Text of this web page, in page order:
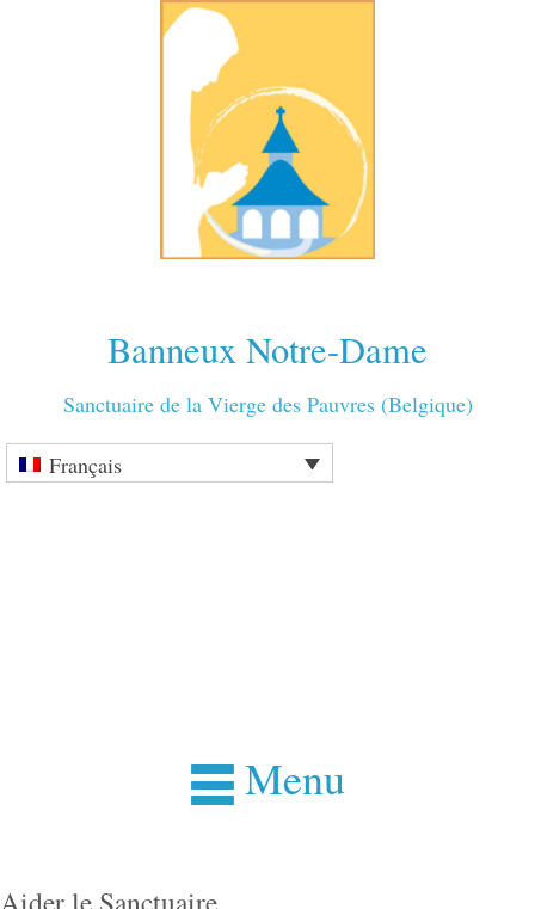
Banneux Notre-Dame
Sanctuaire de la Vierge des Pauvres (Belgique)
Français
Menu